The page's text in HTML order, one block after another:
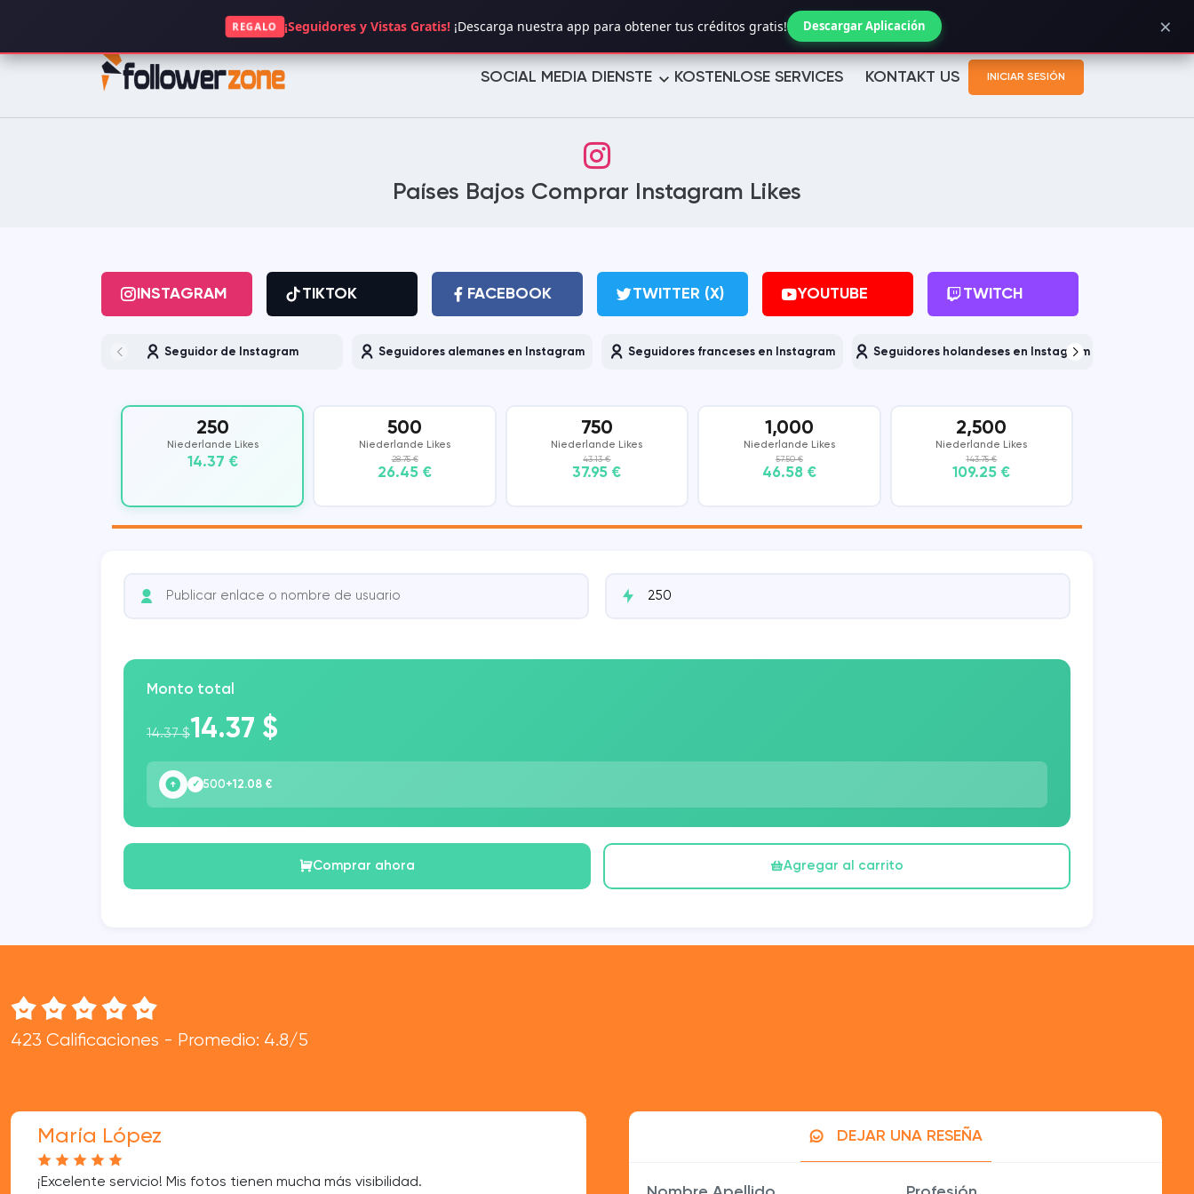
REGALO ¡Seguidores y Vistas Gratis! ¡Descarga nuestra app para obtener tus créditos gratis! Descargar Aplicación ×
+49 1521 5117063
SOCIAL MEDIA DIENSTE
TELEGRAM LINKEDIN
GOOGLE APP STORE PINTEREST LIKEE
SNAPCHAT
KOSTENLOSE SERVICES KONTAKT US INICIAR SESIÓN
Países Bajos Comprar Instagram Likes
INSTAGRAM TIKTOK FACEBOOK TWITTER (X) YOUTUBE TWITCH
Seguidor de Instagram Seguidores alemanes en Instagram Seguidores franceses en Instagram Seguidores holandeses en Instagram
250
Niederlande Likes
14.37 €
500
Niederlande Likes
28.75 €
26.45 €
750
Niederlande Likes
43.13 €
37.95 €
1,000
Niederlande Likes
57.50 €
46.58 €
2,500
Niederlande Likes
143.75 €
109.25 €
Monto total
14.37 $14.37 $
✓ 500+12.08 €
Comprar ahora Agregar al carrito
423 Calificaciones - Promedio: 4.8/5
María López
¡Excelente servicio! Mis fotos tienen mucha más visibilidad. Los likes aumentaron mi interacción en Instagram. ¡Maravilloso!
DEJAR UNA RESEÑA